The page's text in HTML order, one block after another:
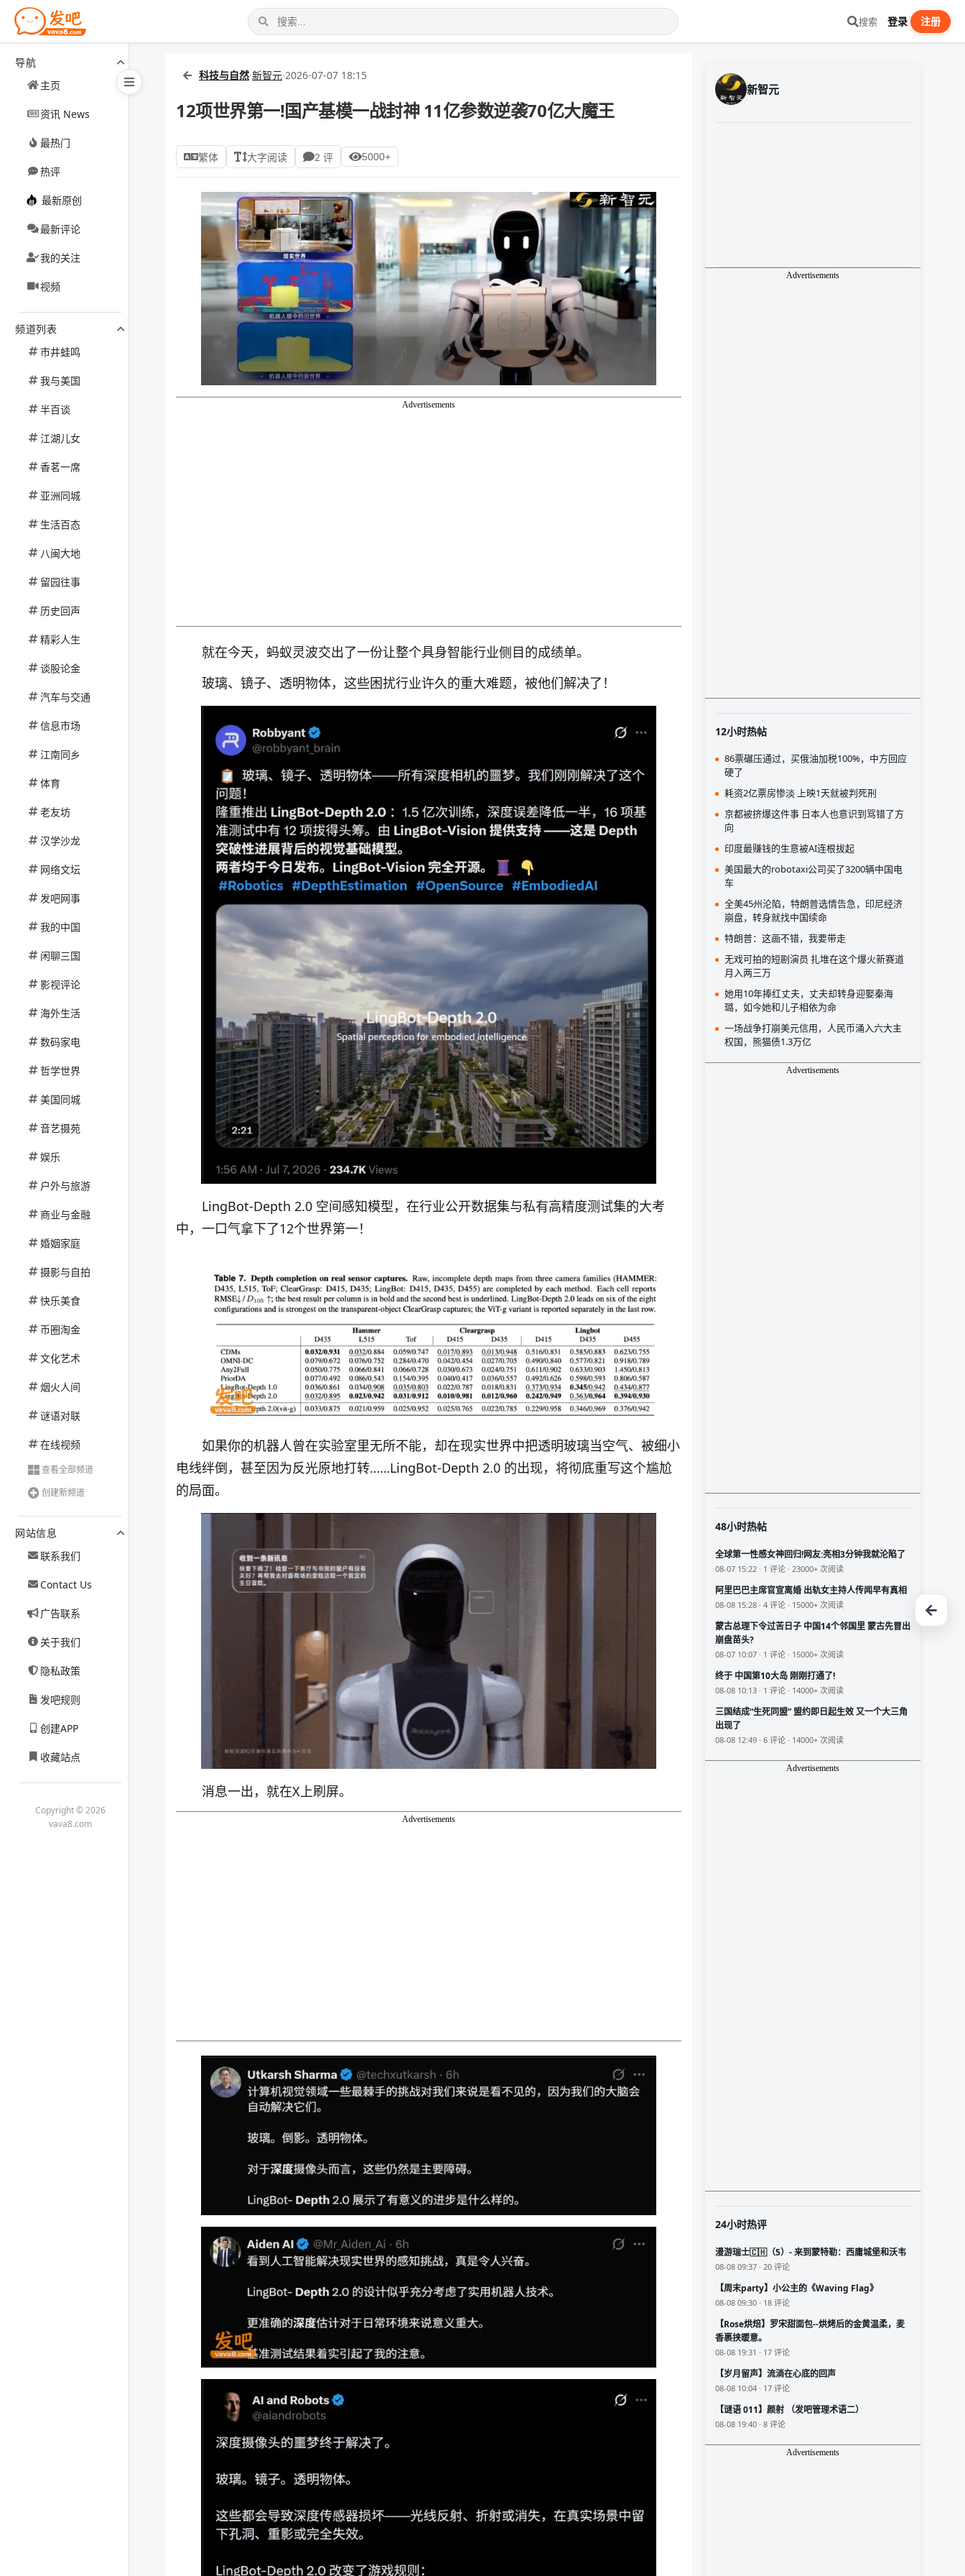
搜索 登录 注册
导航
主页
资讯 News
最热门
热评
最新原创
最新评论
我的关注
视频
频道列表
市井蛙鸣
我与美国
半百谈
江湖儿女
香茗一席
亚洲同城
生活百态
八闽大地
留园往事
历史回声
精彩人生
谈股论金
汽车与交通
信息市场
江南同乡
体育
老友坊
汉学沙龙
网络文坛
发吧网事
我的中国
闲聊三国
影视评论
海外生活
数码家电
哲学世界
美国同城
音艺摄苑
娱乐
户外与旅游
商业与金融
婚姻家庭
摄影与自拍
快乐美食
币圈淘金
文化艺术
烟火人间
谜语对联
在线视频
查看全部频道
创建新频道
网站信息
联系我们
Contact Us
广告联系
关于我们
隐私政策
发吧规则
创建APP
收藏站点
Copyright © 2026
vava8.com
科技与自然·新智元·2026-07-07 18:15
12项世界第一!国产基模一战封神 11亿参数逆袭70亿大魔王
繁体 大字阅读 2 评 5000+
Advertisements
就在今天，蚂蚁灵波交出了一份让整个具身智能行业侧目的成绩单。
玻璃、镜子、透明物体，这些困扰行业许久的重大难题，被他们解决了！
LingBot-Depth 2.0 空间感知模型，在行业公开数据集与私有高精度测试集的大考
中，一口气拿下了12个世界第一！
如果你的机器人曾在实验室里无所不能，却在现实世界中把透明玻璃当空气、被细小
电线绊倒，甚至因为反光原地打转……LingBot-Depth 2.0 的出现，将彻底重写这个尴尬
的局面。
消息一出，就在X上刷屏。
Advertisements
新智元
Advertisements
12小时热帖
86票碾压通过，买俄油加税100%，中方回应
硬了
耗资2亿票房惨淡 上映1天就被判死刑
京都被挤爆这件事 日本人也意识到骂错了方
向
印度最赚钱的生意被AI连根拔起
美国最大的robotaxi公司买了3200辆中国电
车
全美45州沦陷，特朗普选情告急，印尼经济
崩盘，转身就找中国续命
特朗普：这画不错，我要带走
无戏可拍的短剧演员 扎堆在这个爆火新赛道
月入两三万
她用10年捧红丈夫，丈夫却转身迎娶秦海
璐，如今她和儿子相依为命
一场战争打崩美元信用，人民币涌入六大主
权国，熊猫债1.3万亿
Advertisements
48小时热帖
全球第一性感女神回归!网友:亮相3分钟我就沦陷了
08-07 15:22 · 1 评论 · 23000+ 次阅读
阿里巴巴主席官宣离婚 出轨女主持人传闻早有真相
08-08 15:28 · 4 评论 · 15000+ 次阅读
蒙古总理下令过苦日子 中国14个邻国里 蒙古先冒出
崩盘苗头?
08-07 10:07 · 1 评论 · 15000+ 次阅读
终于 中国第10大岛 刚刚打通了!
08-08 10:13 · 1 评论 · 14000+ 次阅读
三国结成“生死同盟” 盟约即日起生效 又一个大三角
出现了
08-08 12:49 · 6 评论 · 14000+ 次阅读
Advertisements
24小时热评
漫游瑞士🇨🇭（5）- 来到蒙特勒：西庸城堡和沃韦
08-08 09:37 · 20 评论
【周末party】小公主的《Waving Flag》
08-08 09:30 · 18 评论
【Rose烘焙】罗宋甜面包--烘烤后的金黄温柔，麦
香裹挟暖意。
08-08 19:31 · 17 评论
【岁月留声】流淌在心底的回声
08-08 10:04 · 17 评论
【谜语 011】颜射 （发吧管理术语二）
08-08 19:40 · 8 评论
Advertisements